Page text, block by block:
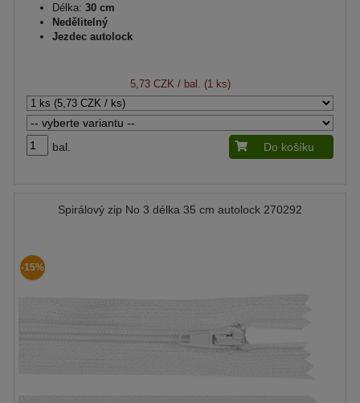
Délka: 30 cm
Nedělitelný
Jezdec autolock
5,73 CZK / bal. (1 ks)
bal. Do košíku
Spirálový zip No 3 délka 35 cm autolock 270292
-15%